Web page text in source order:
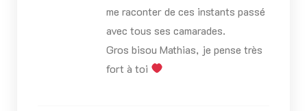
me raconter de ces instants passé
avec tous ses camarades.
Gros bisou Mathias, je pense très
fort à toi